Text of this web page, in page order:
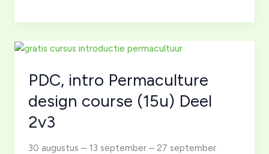
Permaculture
course
Deel
3v3
PDC, intro Permaculture
design course (15u) Deel
2v3
30 augustus – 13 september – 27 september